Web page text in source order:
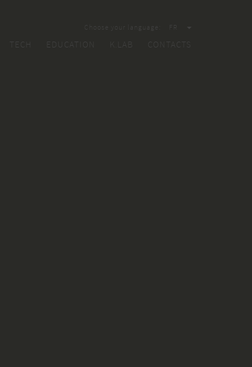
Choose your language: FR
TECH EDUCATION K.LAB CONTACTS